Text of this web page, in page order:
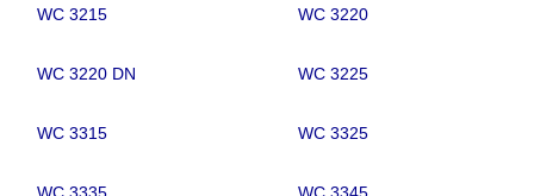
WC 3215 WC 3220
WC 3220 DN WC 3225
WC 3315 WC 3325